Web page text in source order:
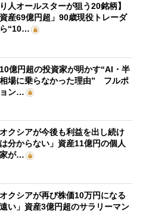
り人オールスターが狙う20銘柄】
資産69億円超」90歳現役トレーダ
“10…
億円超の投資家が明かす“AI・半
場に乗らなかった理由” フルポ
ン…
オクシアが今後も利益を出し続け
分からない」資産11億円の個人
が…
オクシアが再び株価10万円になる
い」資産3億円超のサラリーマン